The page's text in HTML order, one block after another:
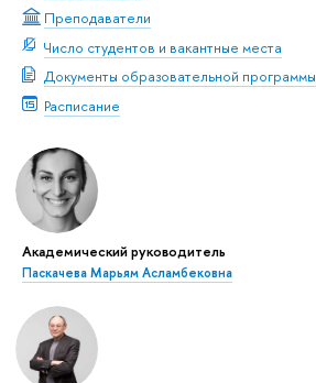
Преподаватели
Число студентов и вакантные места
Документы образовательной программы
Расписание
Академический руководитель
Паскачева Марьям Асламбековна